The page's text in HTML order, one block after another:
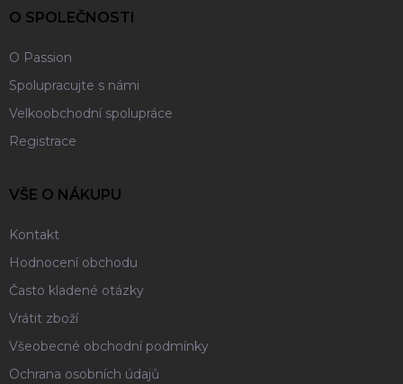
O SPOLEČNOSTI
O Passion
Spolupracujte s námi
Velkoobchodní spolupráce
Registrace
VŠE O NÁKUPU
Kontakt
Hodnocení obchodu
Často kladené otázky
Vrátit zboží
Všeobecné obchodní podmínky
Ochrana osobních údajů